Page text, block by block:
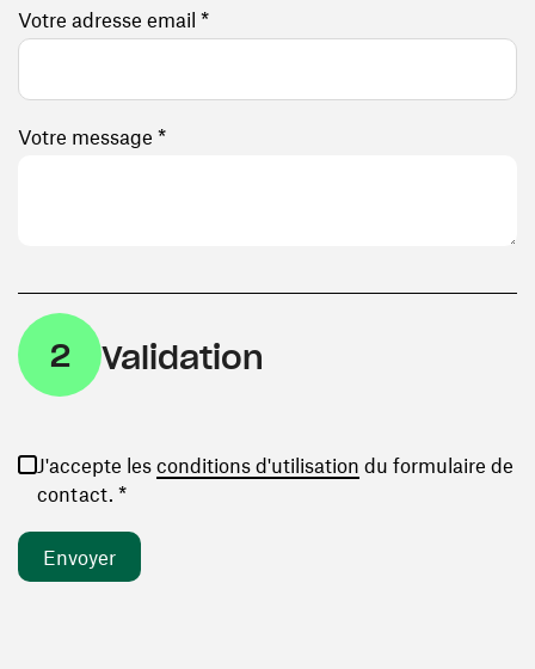
Votre adresse email *
Votre message *
2 Validation
J'accepte les conditions d'utilisation (ouvre une
du formulaire de
contact. *